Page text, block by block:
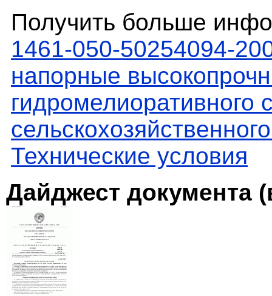
Получить больше
1461-050-50254094-
напорные
гидромелиоративного
Технические условия
Дайджест документа